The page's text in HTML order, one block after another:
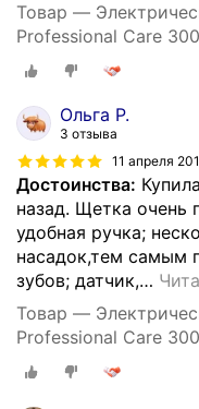
Товар —
Professional Care
Ольга Р.
3 отзыва
11 апреля
Достоинства:
назад. Щетка очень
удобная ручка;
насадок,тем самым
зубов; датчик,…
Товар —
Professional Care